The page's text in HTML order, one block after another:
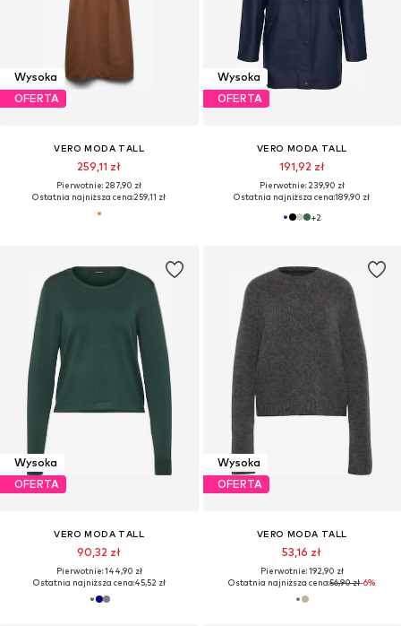
Wysoka
OFERTA
VERO MODA TALL
259,11 zł
Pierwotnie: 287,90 zł
Ostatnia najniższa cena:259,11 zł
Wysoka
OFERTA
VERO MODA TALL
191,92 zł
Pierwotnie: 239,90 zł
Ostatnia najniższa cena:189,90 zł
+2
Wysoka
OFERTA
VERO MODA TALL
90,32 zł
Pierwotnie: 144,90 zł
Ostatnia najniższa cena:45,52 zł
Wysoka
OFERTA
VERO MODA TALL
53,16 zł
Pierwotnie: 192,90 zł
Ostatnia najniższa cena:56,90 zł-6%